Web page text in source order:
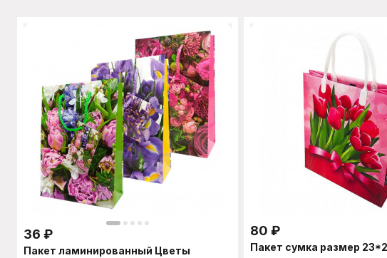
36 ₽
Пакет ламинированный Цветы
80 ₽
Пакет сумка размер